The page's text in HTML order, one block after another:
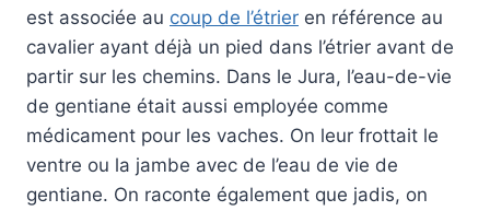
est associée au coup de l’étrier en référence au
cavalier ayant déjà un pied dans l’étrier avant de
partir sur les chemins. Dans le Jura, l’eau-de-vie
de gentiane était aussi employée comme
médicament pour les vaches. On leur frottait le
ventre ou la jambe avec de l’eau de vie de
gentiane. On raconte également que jadis, on